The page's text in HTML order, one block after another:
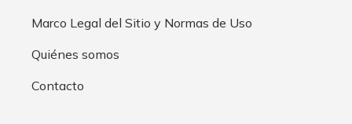
Marco Legal del Sitio y Normas de Uso
Quiénes somos
Contacto